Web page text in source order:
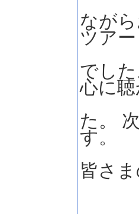
なが
ツア
でし
心に
た。
す。
皆さ